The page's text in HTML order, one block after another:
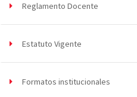
Reglamento Docente
Estatuto Vigente
Formatos institucionales